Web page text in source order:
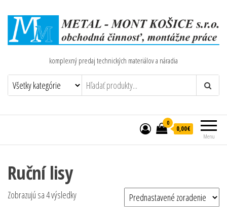
komplexný predaj technických materiálov a náradia
Menu
0
0,00€
Ruční lisy
Zobrazujú sa 4 výsledky